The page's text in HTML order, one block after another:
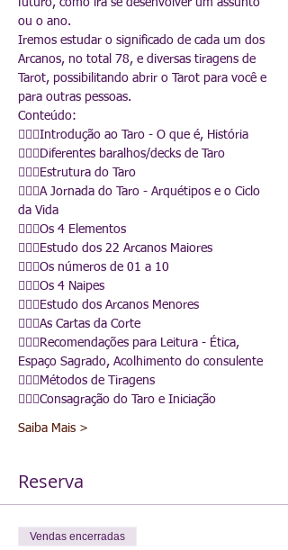
futuro, como irá se desenvolver um assunto
ou o ano.
Iremos estudar o significado de cada um dos
Arcanos, no total 78, e diversas tiragens de
Tarot, possibilitando abrir o Tarot para você e
para outras pessoas.
Conteúdo:
🧙🏻‍♀️Introdução ao Taro - O que é, História
🧙🏻‍♀️Diferentes baralhos/decks de Taro
🧙🏻‍♀️Estrutura do Taro
🧙🏻‍♀️A Jornada do Taro - Arquétipos e o Ciclo
da Vida
🧙🏻‍♀️Os 4 Elementos
🧙🏻‍♀️Estudo dos 22 Arcanos Maiores
🧙🏻‍♀️Os números de 01 a 10
🧙🏻‍♀️Os 4 Naipes
🧙🏻‍♀️Estudo dos Arcanos Menores
🧙🏻‍♀️As Cartas da Corte
🧙🏻‍♀️Recomendações para Leitura - Ética,
Espaço Sagrado, Acolhimento do consulente
🧙🏻‍♀️Métodos de Tiragens
🧙🏻‍♀️Consagração do Taro e Iniciação
Saiba Mais >
Reserva
Vendas encerradas